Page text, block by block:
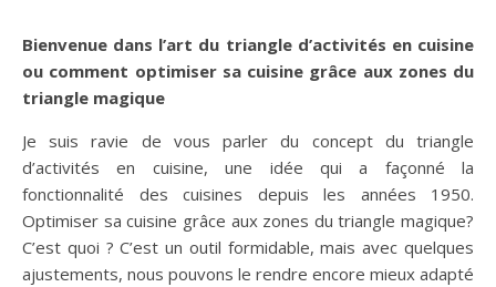
Bienvenue dans l’art du triangle d’activités en cuisine
ou comment optimiser sa cuisine grâce aux zones du
triangle magique
Je suis ravie de vous parler du concept du triangle
d’activités en cuisine, une idée qui a façonné la
fonctionnalité des cuisines depuis les années 1950.
Optimiser sa cuisine grâce aux zones du triangle magique?
C’est quoi ? C’est un outil formidable, mais avec quelques
ajustements, nous pouvons le rendre encore mieux adapté